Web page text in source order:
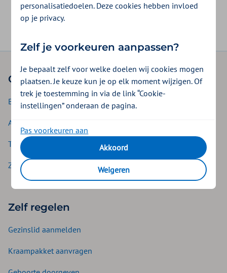
Ja Nee
Onze verzekeringen
Basisverzekering
Aanvullende verzekering
Tandverzekering
ZieZo
Zelf regelen
Gezinslid aanmelden
Kraampakket aanvragen
personalisatiedoelen. Deze cookies hebben invloed
op je privacy.
Zelf je voorkeuren aanpassen?
Je bepaalt zelf voor welke doelen wij cookies mogen
plaatsen. Je keuze kun je op elk moment wijzigen. Of
trek je toestemming in via de link “Cookie-
instellingen” onderaan de pagina.
Pas voorkeuren aan
Akkoord
Weigeren